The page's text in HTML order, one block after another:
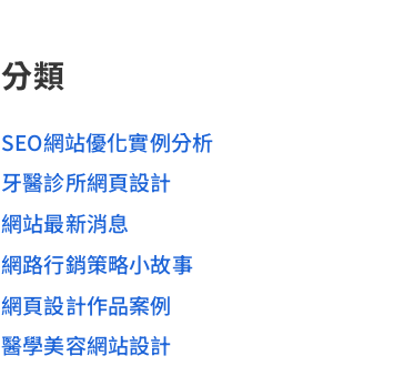
字
:
分類
SEO網站優化實例分析
牙醫診所網頁設計
網站最新消息
網路行銷策略小故事
網頁設計作品案例
醫學美容網站設計